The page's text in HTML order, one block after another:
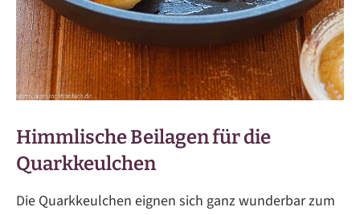
Himmlische Beilagen für die
Quarkkeulchen
Die Quarkkeulchen eignen sich ganz wunderbar zum